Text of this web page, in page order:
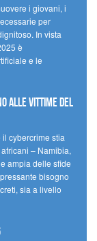
i giovani, i
per
In vista
è
e le
alle vittime del
cybercrime stia
– Namibia,
ampia delle sfide
bisogno
sia a livello